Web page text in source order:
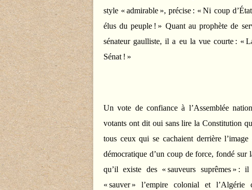
style « admirable », précise : « Ni coup
élus du peuple ! » Quant au prophète de
sénateur gaulliste, il a eu la vue courte : «
Sénat ! »
Un vote de confiance à l’Assemblée
votants ont dit oui sans lire la Constitution
tous ceux qui se cachaient derrière
démocratique d’un coup de force, fondé sur
qu’il existe des « sauveurs suprêmes » :
« sauver » l’empire colonial et l’Algérie